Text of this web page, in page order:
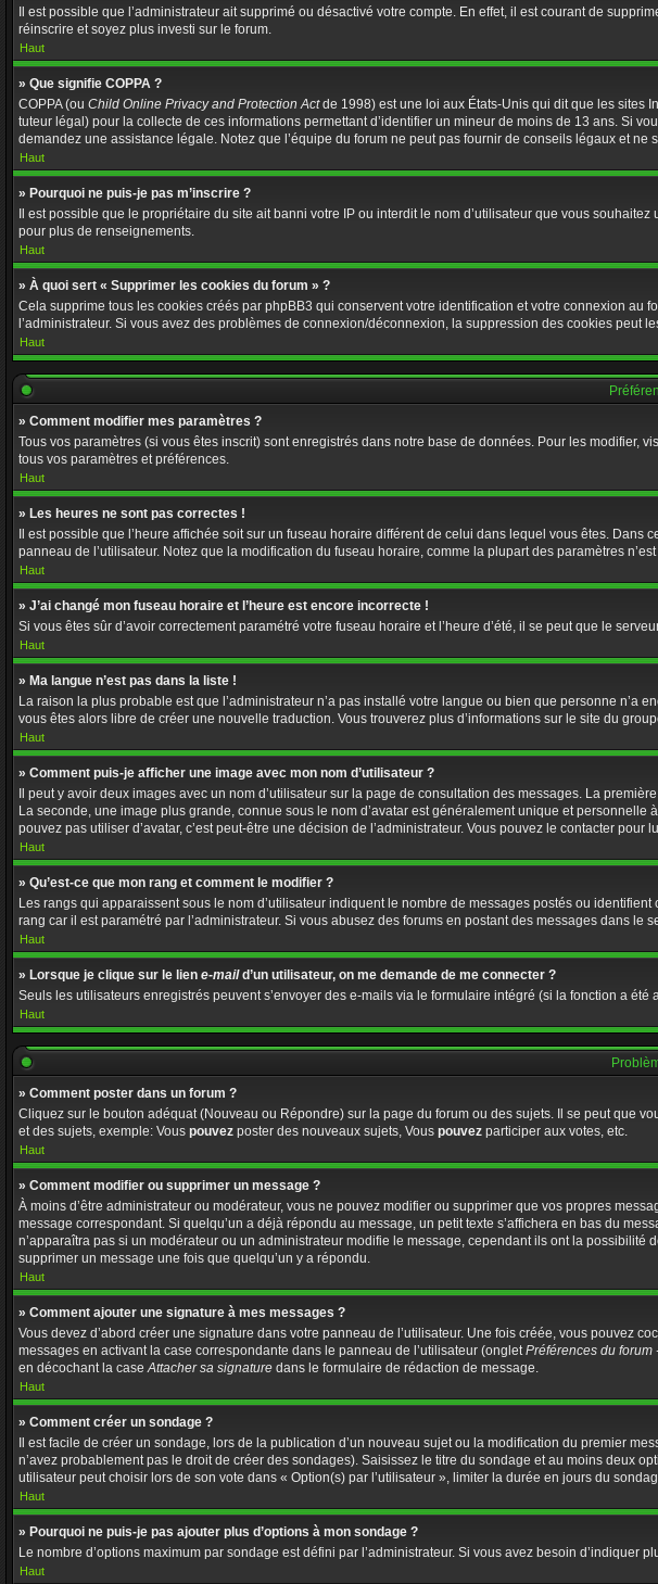
Il est possible que l’administrateur ait supprimé ou désactivé votre compte. En effet, il est courant de
réinscrire et soyez plus investi sur le forum.
Haut
» Que signifie COPPA ?
COPPA (ou Child Online Privacy and Protection Actde 1998) est une loi aux États-Unis qui dit que les sites
tuteur légal) pour la collecte de ces informations permettant d’identifier un mineur de moins de 13 ans. Si
demandez une assistance légale. Notez que l’équipe du forum ne peut pas fournir de conseils légaux et
Haut
» Pourquoi ne puis-je pas m’inscrire ?
Il est possible que le propriétaire du site ait banni votre IP ou interdit le nom d’utilisateur que vous
pour plus de renseignements.
Haut
» À quoi sert « Supprimer les cookies du forum » ?
Cela supprime tous les cookies créés par phpBB3 qui conservent votre identification et votre connexion au
l’administrateur. Si vous avez des problèmes de connexion/déconnexion, la suppression des cookies peut
Haut
» Comment modifier mes paramètres ?
Tous vos paramètres (si vous êtes inscrit) sont enregistrés dans notre base de données. Pour les modifier,
tous vos paramètres et préférences.
Haut
» Les heures ne sont pas correctes !
Il est possible que l’heure affichée soit sur un fuseau horaire différent de celui dans lequel vous êtes.
panneau de l’utilisateur. Notez que la modification du fuseau horaire, comme la plupart des paramètres
Haut
» J’ai changé mon fuseau horaire et l’heure est encore incorrecte !
Si vous êtes sûr d’avoir correctement paramétré votre fuseau horaire et l’heure d’été, il se peut que le
Haut
» Ma langue n’est pas dans la liste !
La raison la plus probable est que l’administrateur n’a pas installé votre langue ou bien que personne n’a
vous êtes alors libre de créer une nouvelle traduction. Vous trouverez plus d’informations sur le site du
Haut
» Comment puis-je afficher une image avec mon nom d’utilisateur ?
Il peut y avoir deux images avec un nom d’utilisateur sur la page de consultation des messages. La
La seconde, une image plus grande, connue sous le nom d’avatar est généralement unique et
pouvez pas utiliser d’avatar, c’est peut-être une décision de l’administrateur. Vous pouvez le contacter pour
Haut
» Qu’est-ce que mon rang et comment le modifier ?
Les rangs qui apparaissent sous le nom d’utilisateur indiquent le nombre de messages postés ou
rang car il est paramétré par l’administrateur. Si vous abusez des forums en postant des messages dans
Haut
» Lorsque je clique sur le lien e-maild’un utilisateur, on me demande de me connecter ?
Seuls les utilisateurs enregistrés peuvent s’envoyer des e-mails via le formulaire intégré (si la fonction a
Haut
» Comment poster dans un forum ?
Cliquez sur le bouton adéquat (Nouveau ou Répondre) sur la page du forum ou des sujets. Il se peut que
et des sujets, exemple: Vous pouvez poster des nouveaux sujets, Vous pouvez participer aux votes, etc.
Haut
» Comment modifier ou supprimer un message ?
À moins d’être administrateur ou modérateur, vous ne pouvez modifier ou supprimer que vos propres
message correspondant. Si quelqu’un a déjà répondu au message, un petit texte s’affichera en bas du
n’apparaîtra pas si un modérateur ou un administrateur modifie le message, cependant ils ont la
supprimer un message une fois que quelqu’un y a répondu.
Haut
» Comment ajouter une signature à mes messages ?
Vous devez d’abord créer une signature dans votre panneau de l’utilisateur. Une fois créée, vous pouvez
messages en activant la case correspondante dans le panneau de l’utilisateur (ongletPréférences du forum
en décochant la caseAttacher sa signature dans le formulaire de rédaction de message.
Haut
» Comment créer un sondage ?
Il est facile de créer un sondage, lors de la publication d’un nouveau sujet ou la modification du premier
n’avez probablement pas le droit de créer des sondages). Saisissez le titre du sondage et au moins deux
utilisateur peut choisir lors de son vote dans « Option(s) par l’utilisateur », limiter la durée en jours du
Haut
» Pourquoi ne puis-je pas ajouter plus d’options à mon sondage ?
Le nombre d’options maximum par sondage est défini par l’administrateur. Si vous avez besoin d’indiquer
Haut